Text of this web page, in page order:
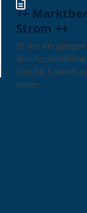
++
Strom ++
In der
109,09 €/MWh
fester…